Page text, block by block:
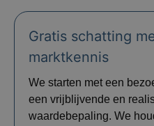
Gratis schatting
marktkennis
We starten met een
een vrijblijvende en
waardebepaling. We